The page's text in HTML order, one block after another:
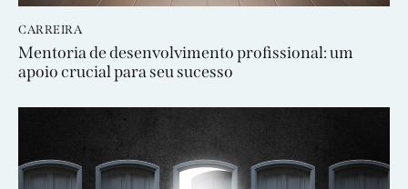
CARREIRA
Mentoria de desenvolvimento profissional: um
apoio crucial para seu sucesso